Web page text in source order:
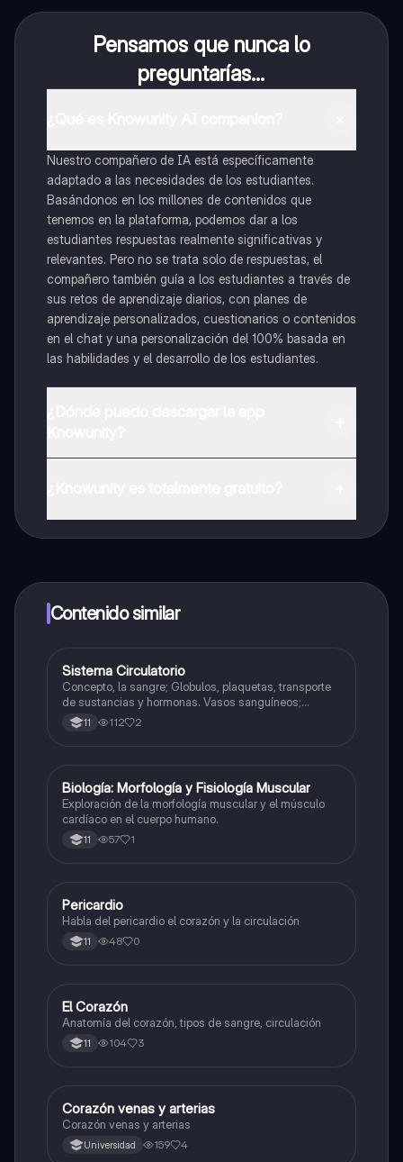
Pensamos que nunca lo
preguntarías...
Nuestro compañero de IA está específicamente
adaptado a las necesidades de los estudiantes.
Basándonos en los millones de contenidos que
tenemos en la plataforma, podemos dar a los
estudiantes respuestas realmente significativas y
relevantes. Pero no se trata solo de respuestas, el
compañero también guía a los estudiantes a través de
sus retos de aprendizaje diarios, con planes de
aprendizaje personalizados, cuestionarios o contenidos
en el chat y una personalización del 100% basada en
las habilidades y el desarrollo de los estudiantes.
a determinadas funciones.
Contenido similar
Biologia
Sistema Circulatorio
Concepto, la sangre; Globulos, plaquetas, transporte
de sustancias y hormonas. Vasos sanguíneos;
Arterias, venas y capilares. El corazón
11 112 2
Biologia
Biología: Morfología y Fisiología Muscular
Exploración de la morfología muscular y el músculo
cardíaco en el cuerpo humano.
11 57 1
Biologia
Pericardio
Habla del pericardio el corazón y la circulación
11 48 0
Biologia
El Corazón
Anatomía del corazón, tipos de sangre, circulación
11 104 3
Biologia
Corazón venas y arterias
Corazón venas y arterias
Universidad 159 4